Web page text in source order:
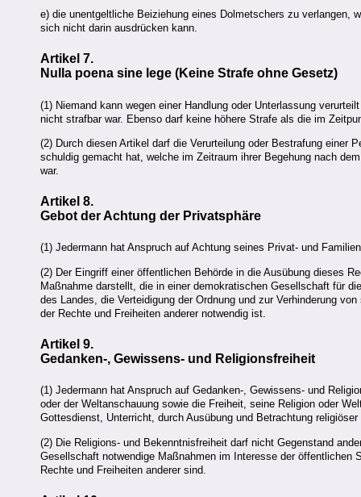
e) die unentgeltliche Beiziehung eines Dolmetschers zu verlangen,
sich nicht darin ausdrücken kann.
Artikel 7.
Nulla poena sine lege (Keine Strafe ohne Gesetz)
(1) Niemand kann wegen einer Handlung oder Unterlassung
nicht strafbar war. Ebenso darf keine höhere Strafe als die im
(2) Durch diesen Artikel darf die Verurteilung oder Bestrafung einer
schuldig gemacht hat, welche im Zeitraum ihrer Begehung nach
war.
Artikel 8.
Gebot der Achtung der Privatsphäre
(1) Jedermann hat Anspruch auf Achtung seines Privat- und
(2) Der Eingriff einer öffentlichen Behörde in die Ausübung dieses
Maßnahme darstellt, die in einer demokratischen Gesellschaft für
des Landes, die Verteidigung der Ordnung und zur Verhinderung
der Rechte und Freiheiten anderer notwendig ist.
Artikel 9.
Gedanken-, Gewissens- und Religionsfreiheit
(1) Jedermann hat Anspruch auf Gedanken-, Gewissens- und
oder der Weltanschauung sowie die Freiheit, seine Religion oder
Gottesdienst, Unterricht, durch Ausübung und Betrachtung
(2) Die Religions- und Bekenntnisfreiheit darf nicht Gegenstand
Gesellschaft notwendige Maßnahmen im Interesse der öffentlichen
Rechte und Freiheiten anderer sind.